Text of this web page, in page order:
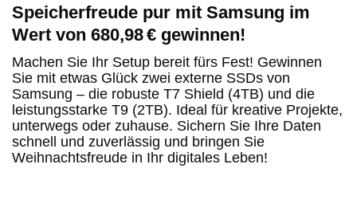
Speicherfreude pur mit Samsung im
Wert von 680,98 € gewinnen!
Machen Sie Ihr Setup bereit fürs Fest! Gewinnen
Sie mit etwas Glück zwei externe SSDs von
Samsung – die robuste T7 Shield (4TB) und die
leistungsstarke T9 (2TB). Ideal für kreative Projekte,
unterwegs oder zuhause. Sichern Sie Ihre Daten
schnell und zuverlässig und bringen Sie
Weihnachtsfreude in Ihr digitales Leben!